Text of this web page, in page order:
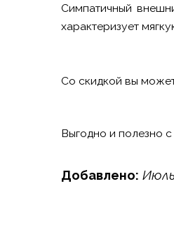
Симпатичный
характеризует
Со скидкой вы
Выгодно и полезно
Добавлено: